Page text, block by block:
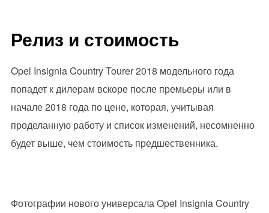
Релиз и стоимость
Opel Insignia Country Tourer 2018 модельного года
попадет к дилерам вскоре после премьеры или в
начале 2018 года по цене, которая, учитывая
проделанную работу и список изменений, несомненно
будет выше, чем стоимость предшественника.
Фотографии нового универсала Opel Insignia Country